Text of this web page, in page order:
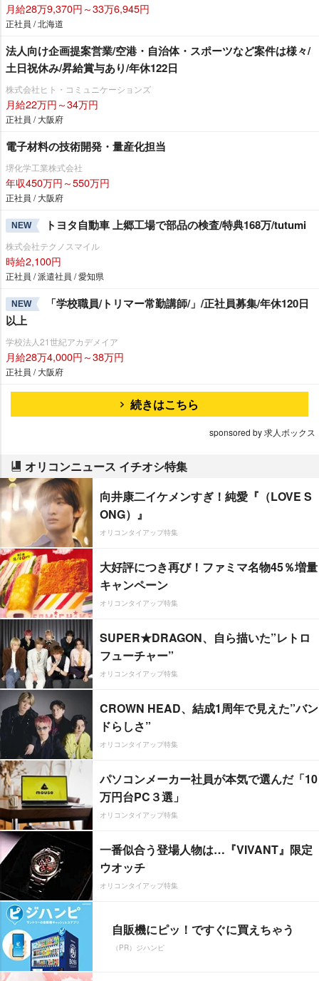
月給28万9,370円～33万6,945円
正社員 / 北海道
法人向け企画提案営業/空港・自治体・スポーツなど案件は様々/
土日祝休み/昇給賞与あり/年休122日
株式会社ヒト・コミュニケーションズ
月給22万円～34万円
正社員 / 大阪府
電子材料の技術開発・量産化担当
堺化学工業株式会社
年収450万円～550万円
正社員 / 大阪府
NEW トヨタ自動車 上郷工場で部品の検査/特典168万/tutumi
株式会社テクノスマイル
時給2,100円
正社員 / 派遣社員 / 愛知県
NEW
「学校職員/トリマー常勤講師/」/正社員募集/年休120日
以上
学校法人21世紀アカデメイア
月給28万4,000円～38万円
正社員 / 大阪府
続きはこちら
sponsored by 求人ボックス
オリコンニュース イチオシ特集
向井康二イケメンすぎ！純愛『（LOVE S
ONG）』
オリコンタイアップ特集
大好評につき再び！ファミマ名物45％増量
キャンペーン
オリコンタイアップ特集
SUPER★DRAGON、自ら描いた”レトロ
フューチャー”
オリコンタイアップ特集
CROWN HEAD、結成1周年で見えた”バン
ドらしさ”
オリコンタイアップ特集
パソコンメーカー社員が本気で選んだ「10
万円台PC３選」
オリコンタイアップ特集
一番似合う登場人物は…『VIVANT』限定
ウオッチ
オリコンタイアップ特集
自販機にピッ！ですぐに買えちゃう
（PR）ジハンピ